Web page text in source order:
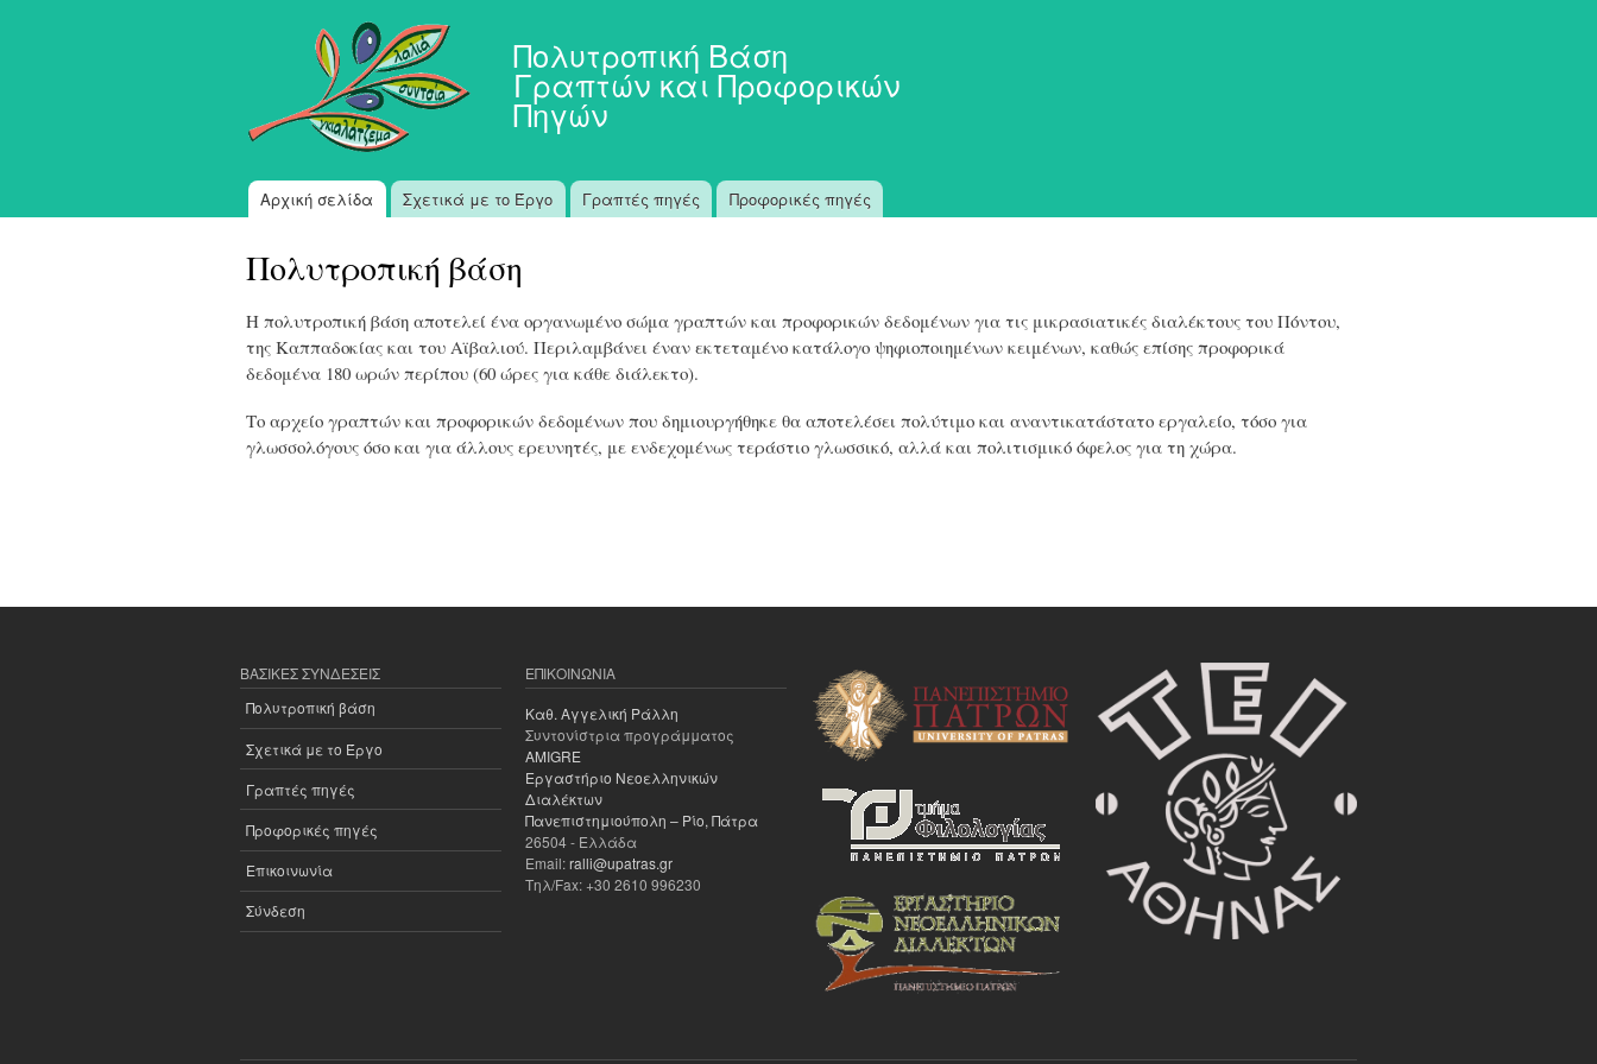
προς το
κυρίως
περιεχόμενο
Πολυτροπική Βάση
Γραπτών και Προφορικών
Πηγών
Κύριο μενού
Αρχική σελίδα Σχετικά με το Έργο Γραπτές πηγές Προφορικές πηγές
Πολυτροπική βάση
Η πολυτροπική βάση αποτελεί ένα οργανωμένο σώμα γραπτών και προφορικών δεδομένων για τις μικρασιατικές διαλέκτους του Πόντου,
της Καππαδοκίας και του Αϊβαλιού. Περιλαμβάνει έναν εκτεταμένο κατάλογο ψηφιοποιημένων κειμένων, καθώς επίσης προφορικά
δεδομένα 180 ωρών περίπου (60 ώρες για κάθε διάλεκτο).
Το αρχείο γραπτών και προφορικών δεδομένων που δημιουργήθηκε θα αποτελέσει πολύτιμο και αναντικατάστατο εργαλείο, τόσο για
γλωσσολόγους όσο και για άλλους ερευνητές, με ενδεχομένως τεράστιο γλωσσικό, αλλά και πολιτισμικό όφελος για τη χώρα.
ΒΑΣΙΚΈΣ ΣΥΝΔΈΣΕΙΣ
Πολυτροπική βάση
Σχετικά με το Έργο
Γραπτές πηγές
Προφορικές πηγές
Επικοινωνία
Σύνδεση
ΕΠΙΚΟΙΝΩΝΊΑ
Καθ. Αγγελική Ράλλη
Συντονίστρια προγράμματος
AMIGRE
Εργαστήριο Νεοελληνικών
Διαλέκτων
Πανεπιστημιούπολη – Ρίο, Πάτρα
26504 - Ελλάδα
Email:ralli@upatras.gr
Τηλ/Fax: +30 2610 996230